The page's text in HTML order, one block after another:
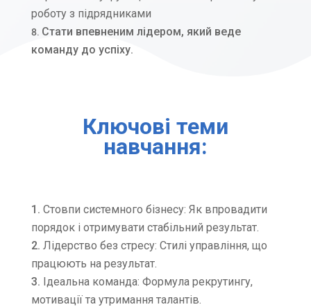
роботу з підрядниками
Стати впевненим лідером, який веде
команду до успіху.
Ключові теми
навчання:
Стовпи системного бізнесу: Як впровадити
порядок і отримувати стабільний результат.
Лідерство без стресу: Стилі управління, що
працюють на результат.
Ідеальна команда: Формула рекрутингу,
мотивації та утримання талантів.